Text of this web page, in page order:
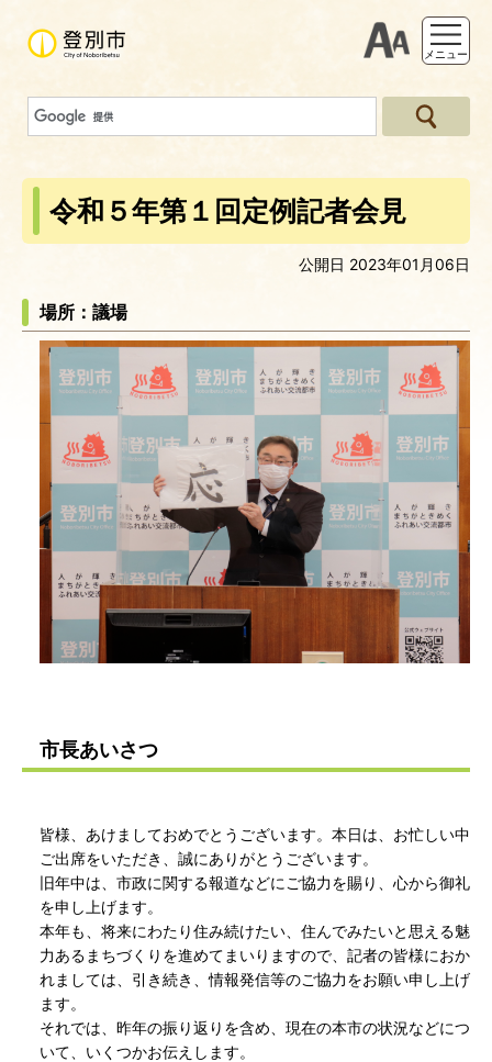
支援ツー
メニュー
令和５年第１回定例記者会見
公開日 2023年01月06日
場所：議場
市長あいさつ
皆様、あけましておめでとうございます。本日は、お忙しい中
ご出席をいただき、誠にありがとうございます。
旧年中は、市政に関する報道などにご協力を賜り、心から御礼
を申し上げます。
本年も、将来にわたり住み続けたい、住んでみたいと思える魅
力あるまちづくりを進めてまいりますので、記者の皆様におか
れましては、引き続き、情報発信等のご協力をお願い申し上げ
ます。
それでは、昨年の振り返りを含め、現在の本市の状況などにつ
いて、いくつかお伝えします。